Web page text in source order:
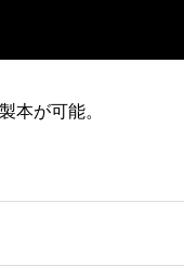
本が可能。